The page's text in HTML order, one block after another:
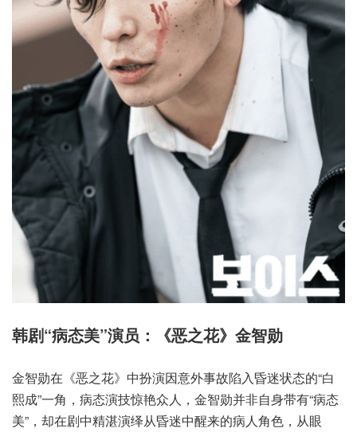
韩剧“病态美”演员：《恶之花》金智勋
金智勋在《恶之花》中扮演因意外事故陷入昏迷状态的“白
熙成”一角，病态演技惊艳众人，金智勋并非自身带有“病态
美”，却在剧中精湛演绎从昏迷中醒来的病人角色，从眼